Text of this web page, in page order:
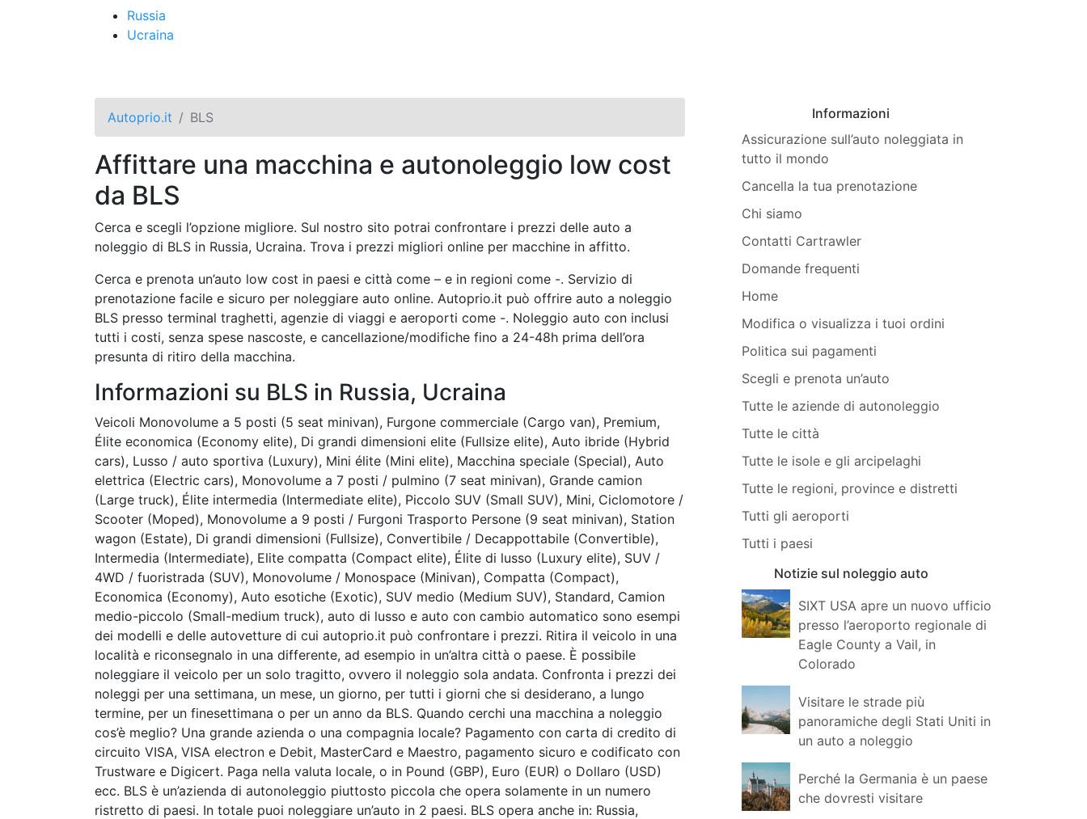
Russia
Ucraina
Autoprio.it BLS
Affittare una macchina e autonoleggio low cost
da BLS
Cerca e scegli l’opzione migliore. Sul nostro sito potrai confrontare i prezzi delle auto a
noleggio di BLS in Russia, Ucraina. Trova i prezzi migliori online per macchine in affitto.
Cerca e prenota un’auto low cost in paesi e città come – e in regioni come -. Servizio di
prenotazione facile e sicuro per noleggiare auto online. Autoprio.it può offrire auto a noleggio
BLS presso terminal traghetti, agenzie di viaggi e aeroporti come -. Noleggio auto con inclusi
tutti i costi, senza spese nascoste, e cancellazione/modifiche fino a 24-48h prima dell’ora
presunta di ritiro della macchina.
Informazioni su BLS in Russia, Ucraina
Veicoli Monovolume a 5 posti (5 seat minivan), Furgone commerciale (Cargo van), Premium,
Élite economica (Economy elite), Di grandi dimensioni elite (Fullsize elite), Auto ibride (Hybrid
cars), Lusso / auto sportiva (Luxury), Mini élite (Mini elite), Macchina speciale (Special), Auto
elettrica (Electric cars), Monovolume a 7 posti / pulmino (7 seat minivan), Grande camion
(Large truck), Élite intermedia (Intermediate elite), Piccolo SUV (Small SUV), Mini, Ciclomotore /
Scooter (Moped), Monovolume a 9 posti / Furgoni Trasporto Persone (9 seat minivan), Station
wagon (Estate), Di grandi dimensioni (Fullsize), Convertibile / Decappottabile (Convertible),
Intermedia (Intermediate), Elite compatta (Compact elite), Élite di lusso (Luxury elite), SUV /
4WD / fuoristrada (SUV), Monovolume / Monospace (Minivan), Compatta (Compact),
Economica (Economy), Auto esotiche (Exotic), SUV medio (Medium SUV), Standard, Camion
medio-piccolo (Small-medium truck), auto di lusso e auto con cambio automatico sono esempi
dei modelli e delle autovetture di cui autoprio.it può confrontare i prezzi. Ritira il veicolo in una
località e riconsegnalo in una differente, ad esempio in un’altra città o paese. È possibile
noleggiare il veicolo per un solo tragitto, ovvero il noleggio sola andata. Confronta i prezzi dei
noleggi per una settimana, un mese, un giorno, per tutti i giorni che si desiderano, a lungo
termine, per un finesettimana o per un anno da BLS. Quando cerchi una macchina a noleggio
cos’è meglio? Una grande azienda o una compagnia locale? Pagamento con carta di credito di
circuito VISA, VISA electron e Debit, MasterCard e Maestro, pagamento sicuro e codificato con
Trustware e Digicert. Paga nella valuta locale, o in Pound (GBP), Euro (EUR) o Dollaro (USD)
ecc. BLS è un’azienda di autonoleggio piuttosto piccola che opera solamente in un numero
ristretto di paesi. In totale puoi noleggiare un’auto in 2 paesi. BLS opera anche in: Russia,
Informazioni
Assicurazione sull’auto noleggiata in
tutto il mondo
Cancella la tua prenotazione
Chi siamo
Contatti Cartrawler
Domande frequenti
Home
Modifica o visualizza i tuoi ordini
Politica sui pagamenti
Scegli e prenota un’auto
Tutte le aziende di autonoleggio
Tutte le città
Tutte le isole e gli arcipelaghi
Tutte le regioni, province e distretti
Tutti gli aeroporti
Tutti i paesi
Notizie sul noleggio auto
SIXT USA apre un nuovo ufficio
presso l’aeroporto regionale di
Eagle County a Vail, in
Colorado
Visitare le strade più
panoramiche degli Stati Uniti in
un auto a noleggio
Perché la Germania è un paese
che dovresti visitare